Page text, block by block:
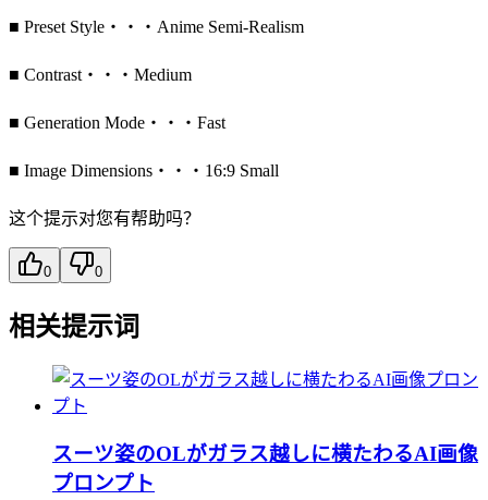
■ Preset Style・・・Anime Semi-Realism
■ Contrast・・・Medium
■ Generation Mode・・・Fast
■ Image Dimensions・・・16:9 Small
这个提示对您有帮助吗？
0 0
相关提示词
スーツ姿のOLがガラス越しに横たわるAI画像
プロンプト